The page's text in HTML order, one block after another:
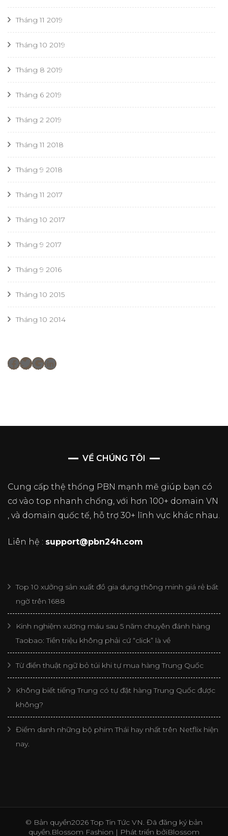
Tháng 11 2019
Tháng 10 2019
Tháng 8 2019
Tháng 6 2019
Tháng 2 2019
Tháng 11 2018
Tháng 9 2018
Tháng 11 2017
Tháng 10 2017
Tháng 9 2017
Tháng 9 2016
Tháng 10 2015
Tháng 10 2014
Facebook
Twitter
Google
LinkedIn
VỀ CHÚNG TÔI
Cung cấp thệ thống PBN mạnh mẽ giúp bạn có
cơ vào top nhanh chống, với hơn 100+ domain VN
, và domain quốc tế, hỗ trợ 30+ lĩnh vực khác nhau.
Liên hệ : support@pbn24h.com
Top 10 xưởng sản xuất đồ gia dụng thông minh giá rẻ bất
ngờ trên 1688
Kinh nghiệm xương máu sau 5 năm chuyên đánh hàng
Taobao: Tiền triệu không phải cứ “click” là về
Từ điển thuật ngữ bỏ túi khi tự mua hàng Trung Quốc
Không biết tiếng Trung có tự đặt hàng Trung Quốc được
không?
Điểm danh những bộ phim Thái hay nhất trên Netflix hiện
nay.
© Bản quyền2026Top Tin Tức VN. Đã đăng ký bản
quyền.Blossom Fashion | Phát triển bởiBlossom